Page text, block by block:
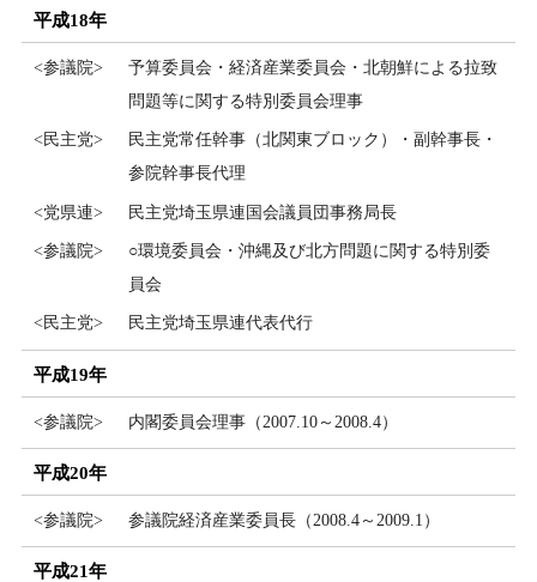
平成18年
<参議院>
予算委員会・経済産業委員会・北朝鮮による拉致
問題等に関する特別委員会理事
<民主党>
民主党常任幹事（北関東ブロック）・副幹事長・
参院幹事長代理
<党県連> 民主党埼玉県連国会議員団事務局長
<参議院>
○環境委員会・沖縄及び北方問題に関する特別委
員会
<民主党> 民主党埼玉県連代表代行
平成19年
<参議院> 内閣委員会理事（2007.10～2008.4）
平成20年
<参議院> 参議院経済産業委員長（2008.4～2009.1）
平成21年